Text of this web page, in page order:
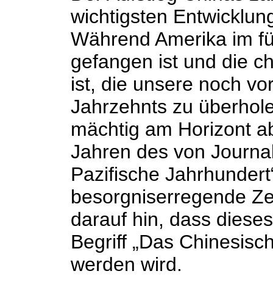
wichtigsten
Während Amerika im
gefangen ist und die
ist, die unsere noch
Jahrzehnts zu
mächtig am Horizont
Jahren des von
Pazifische
besorgniserregende
darauf hin, dass
Begriff „Das
werden wird.